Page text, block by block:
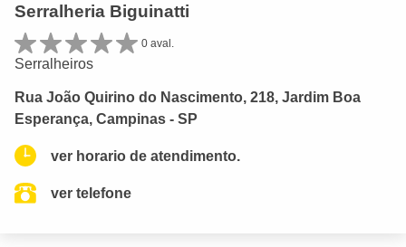
Serralheria Biguinatti
0 aval.
Serralheiros
Rua João Quirino do Nascimento, 218, Jardim Boa
Esperança, Campinas - SP
ver horario de atendimento.
ver telefone